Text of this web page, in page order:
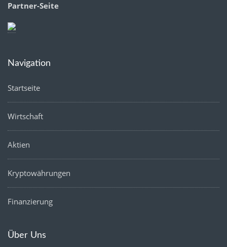
Partner-Seite
Navigation
Startseite
Wirtschaft
Aktien
Kryptowährungen
Finanzierung
Über Uns